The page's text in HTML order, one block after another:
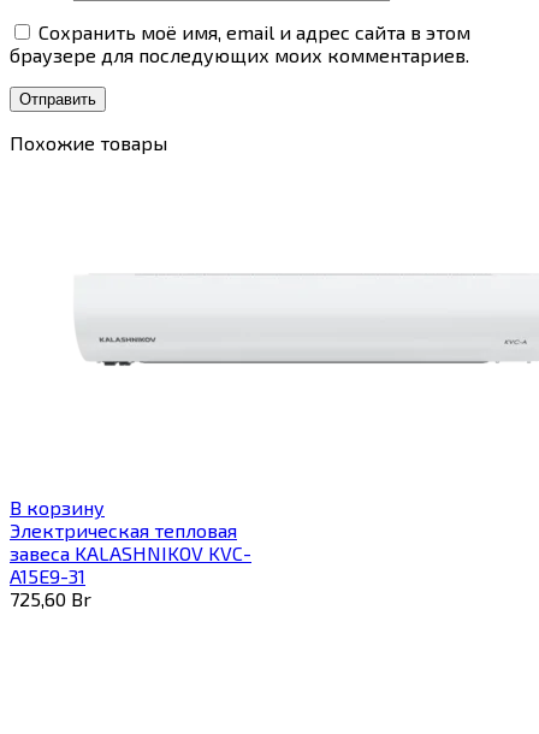
Сохранить моё имя, email и адрес сайта в этом
браузере для последующих моих комментариев.
Похожие товары
В корзину
Электрическая тепловая
завеса KALASHNIKOV KVC-
A15E9-31
725,60 Br